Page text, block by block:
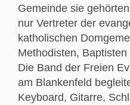
Gemeinde sie
nur Vertreter der
katholischen
Methodisten,
Die Band der Freien
am Blankenfeld
Keyboard, Gitarre,